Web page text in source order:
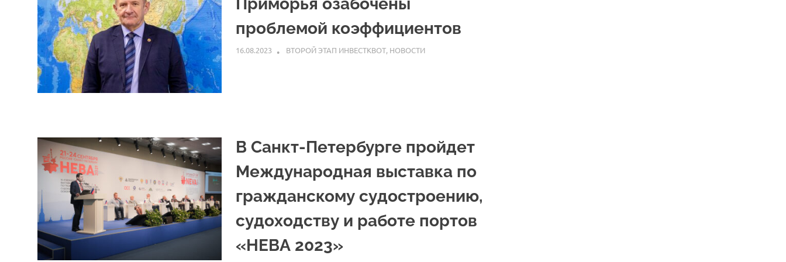
проблемой коэффициентов
16.08.2023 ARPP
ВТОРОЙ ЭТАП ИНВЕСТКВОТ, НОВОСТИ
В Санкт-Петербурге пройдет
Международная выставка по
гражданскому судостроению,
судоходству и работе портов
«НЕВА 2023»